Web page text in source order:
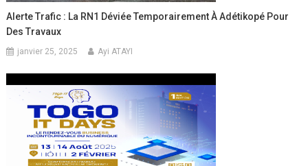
Alerte Trafic : La RN1 Déviée Temporairement À Adétikopé Pour
Des Travaux
janvier 25, 2025 Ayi ATAYI